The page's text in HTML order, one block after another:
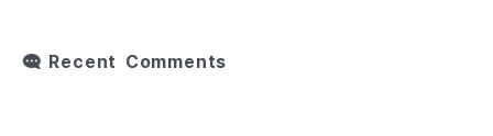
Recent Comments